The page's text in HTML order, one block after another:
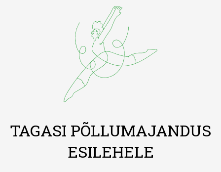
TAGASI PÕLLUMAJANDUS
ESILEHELE